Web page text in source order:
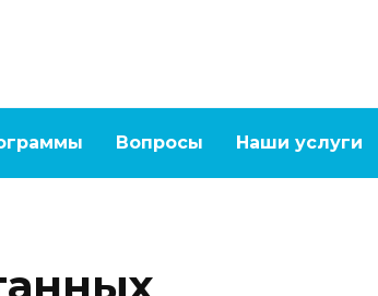
Вопросы Наши услуги